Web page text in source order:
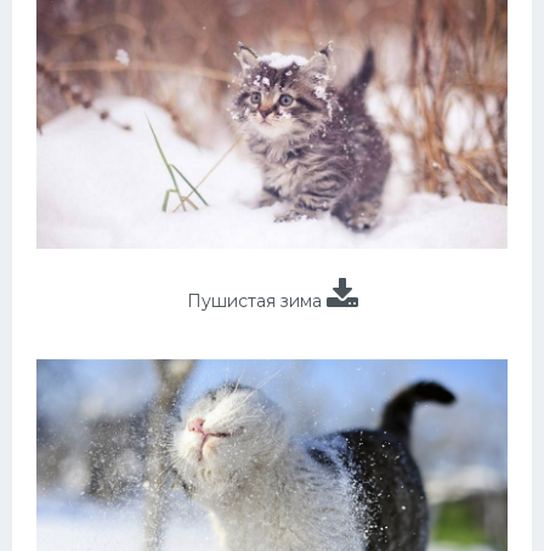
Пушистая зима